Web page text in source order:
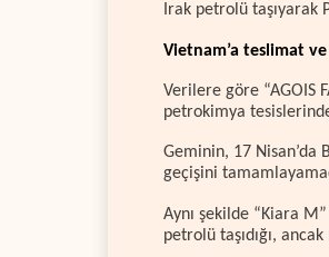
Irak petrolü taşıyarak
Vietnam’a teslimat
Verilere göre “AGOIS
petrokimya
Geminin, 17 Nisan’da
geçişini
Aynı şekilde “Kiara
petrolü taşıdığı,